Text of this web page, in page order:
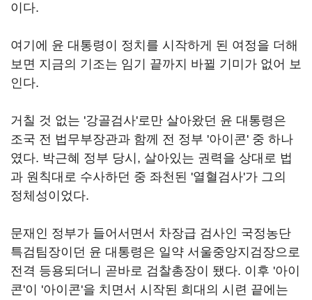
이다.
여기에 윤 대통령이 정치를 시작하게 된 여정을 더해
보면 지금의 기조는 임기 끝까지 바뀔 기미가 없어 보
인다.
거칠 것 없는 '강골검사'로만 살아왔던 윤 대통령은
조국 전 법무부장관과 함께 전 정부 '아이콘' 중 하나
였다. 박근혜 정부 당시, 살아있는 권력을 상대로 법
과 원칙대로 수사하던 중 좌천된 '열혈검사'가 그의
정체성이었다.
문재인 정부가 들어서면서 차장급 검사인 국정농단
특검팀장이던 윤 대통령은 일약 서울중앙지검장으로
전격 등용되더니 곧바로 검찰총장이 됐다. 이후 '아이
콘'이 '아이콘'을 치면서 시작된 희대의 시련 끝에는